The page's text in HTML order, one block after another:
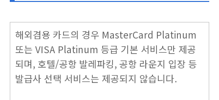
해외겸용 카드의 경우 MasterCard Platinum
또는 VISA Platinum 등급 기본 서비스만 제공
되며, 호텔/공항 발레파킹, 공항 라운지 입장 등
발급사 선택 서비스는 제공되지 않습니다.